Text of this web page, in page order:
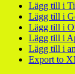
Lägg till i
Lägg till i
Lägg till i
Lägg till i
Lägg till i
Export to